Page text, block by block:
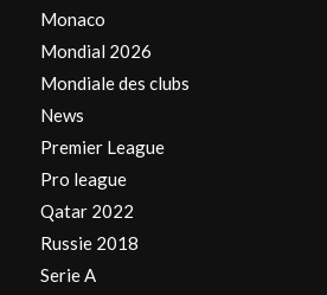
Monaco
Mondial 2026
Mondiale des clubs
News
Premier League
Pro league
Qatar 2022
Russie 2018
Serie A